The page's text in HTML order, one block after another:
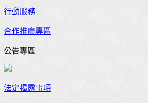
行動服務
合作推廣專區
公告專區
法定揭露事項